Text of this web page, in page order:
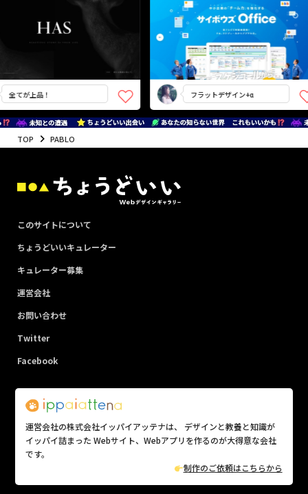
全てが上品！ フラットデザイン+α
TOP PABLO
このサイトについて
ちょうどいいキュレーター
キュレーター募集
運営会社
お問い合わせ
Twitter
Facebook
運営会社の株式会社イッパイアッテナは、 デザインと教養と知識が
イッパイ詰まった Webサイト、Webアプリを作るのが大得意な会社
です。
制作のご依頼はこちらから